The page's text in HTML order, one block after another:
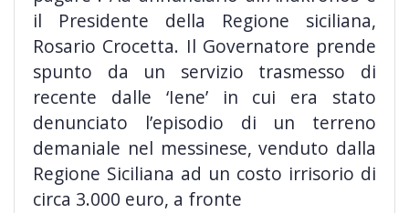
il Presidente della Regione siciliana,
Rosario Crocetta. Il Governatore prende
spunto da un servizio trasmesso di
recente dalle ‘Iene’ in cui era stato
denunciato l’episodio di un terreno
demaniale nel messinese, venduto dalla
Regione Siciliana ad un costo irrisorio di
circa 3.000 euro, a fronte